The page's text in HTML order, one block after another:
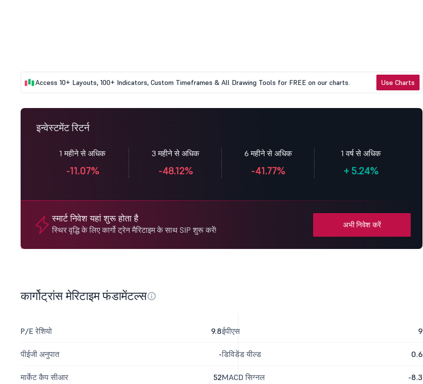
Access 10+ Layouts, 100+ Indicators, Custom Timeframes & All Drawing Tools for FREE on our charts. Use Charts
इन्वेस्टमेंट रिटर्न
1 महीने से अधिक
-11.07%
3 महीने से अधिक
-48.12%
6 महीने से अधिक
-41.77%
1 वर्ष से अधिक
+5.24%
स्मार्ट निवेश यहां शुरू होता है
स्थिर वृद्धि के लिए कार्गो ट्रेन मैरिटाइम के साथ SIP शुरू करें!
अभी निवेश करें
कार्गोट्रांस मेरिटाइम फंडामेंटल्स
P/E रेशियो 9.8
पीईजी अनुपात -
मार्केट कैप सीआर 52
ईपीएस 9
डिविडेंड यील्ड 0.6
MACD सिग्नल -8.3